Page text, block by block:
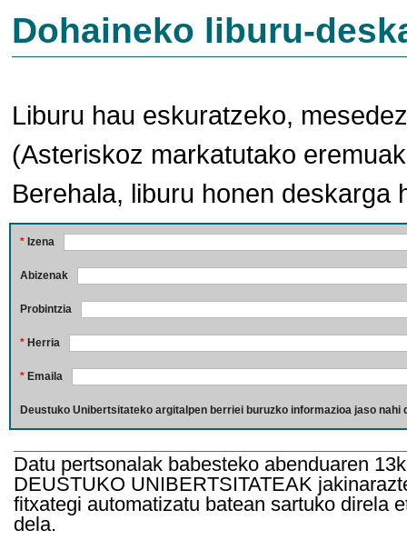
Dohaineko liburu-
Liburu hau eskuratzeko,
(Asteriskoz markatutako
Berehala, liburu honen deskarga
* Izena
Abizenak
Probintzia
* Herria
* Emaila
Deustuko Unibertsitateko argitalpen berriei buruzko informazioa jaso nahi
Datu pertsonalak babesteko abenduaren
DEUSTUKO UNIBERTSITATEAK
fitxategi automatizatu batean sartuko direla
dela.